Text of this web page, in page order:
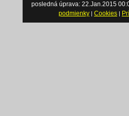
posledná úprava: 22.Jan.2015
podmienky | Cookies |